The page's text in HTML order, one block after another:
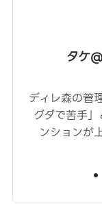
タケ
ディレ森の管
グダで苦手
ンションが